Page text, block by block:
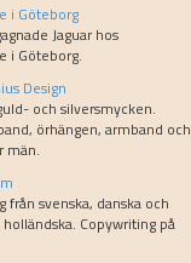
i Göteborg
Jaguar hos
i Göteborg.
Design
och silversmycken.
örhängen, armband och
män.
från svenska, danska och
Copywriting på